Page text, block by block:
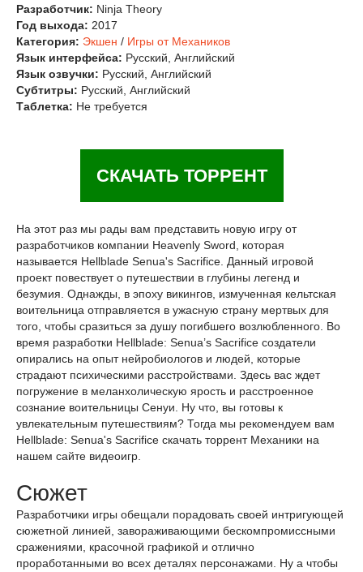
Разработчик: Ninja Theory
Год выхода: 2017
Категория: Экшен / Игры от Механиков
Язык интерфейса: Русский, Английский
Язык озвучки: Русский, Английский
Субтитры: Русский, Английский
Таблетка: Не требуется
СКАЧАТЬ ТОРРЕНТ
На этот раз мы рады вам представить новую игру от
разработчиков компании Heavenly Sword, которая
называется Hellblade Senua's Sacrifice. Данный игровой
проект повествует о путешествии в глубины легенд и
безумия. Однажды, в эпоху викингов, измученная кельтская
воительница отправляется в ужасную страну мертвых для
того, чтобы сразиться за душу погибшего возлюбленного. Во
время разработки Hellblade: Senua’s Sacrifice создатели
опирались на опыт нейробиологов и людей, которые
страдают психическими расстройствами. Здесь вас ждет
погружение в меланхолическую ярость и расстроенное
сознание воительницы Сенуи. Ну что, вы готовы к
увлекательным путешествиям? Тогда мы рекомендуем вам
Hellblade: Senua's Sacrifice скачать торрент Механики на
нашем сайте видеоигр.
Сюжет
Разработчики игры обещали порадовать своей интригующей
сюжетной линией, завораживающими бескомпромиссными
сражениями, красочной графикой и отлично
проработанными во всех деталях персонажами. Ну а чтобы